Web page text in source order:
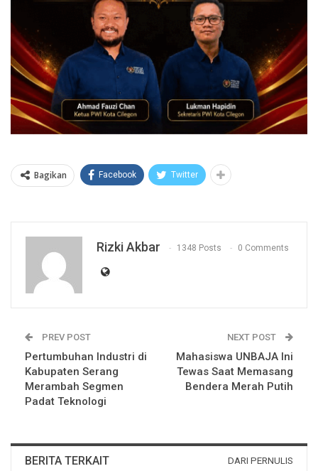
Bagikan Facebook Twitter
Rizki Akbar 1348 Posts 0 Comments
PREV POST
Pertumbuhan Industri di
Kabupaten Serang
Merambah Segmen
Padat Teknologi
NEXT POST
Mahasiswa UNBAJA Ini
Tewas Saat Memasang
Bendera Merah Putih
BERITA TERKAIT DARI PERNULIS